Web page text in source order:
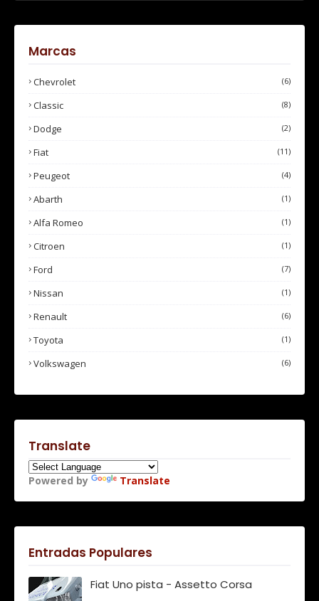
Marcas
Chevrolet (6)
Classic (8)
Dodge (2)
Fiat (11)
Peugeot (4)
Abarth (1)
Alfa Romeo (1)
Citroen (1)
Ford (7)
Nissan (1)
Renault (6)
Toyota (1)
Volkswagen (6)
Translate
Powered by Translate
Entradas Populares
Fiat Uno pista - Assetto Corsa